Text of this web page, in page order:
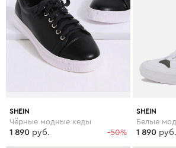
SHEIN
Чёрные модные кеды
-50%
1 890 руб.
SHEIN
1 890 руб.